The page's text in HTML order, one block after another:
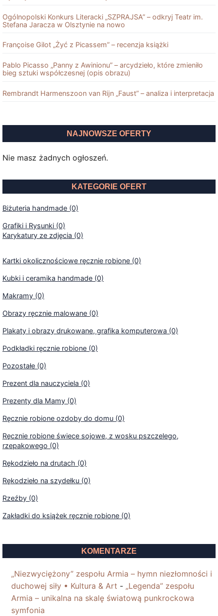
Ogólnopolski Konkurs Literacki „SZPRAJSA” – odkryj Teatr im.
Stefana Jaracza w Olsztynie na nowo
Françoise Gilot „Żyć z Picassem” – recenzja książki
Pablo Picasso „Panny z Awinionu” – arcydzieło, które zmieniło
bieg sztuki współczesnej (opis obrazu)
Rembrandt Harmenszoon van Rĳn „Faust” – analiza i interpretacja
NAJNOWSZE OFERTY
Nie masz żadnych ogłoszeń.
KATEGORIE OFERT
Biżuteria handmade (0)
Grafiki i Rysunki (0)
Karykatury ze zdjęcia (0)
Kartki okolicznościowe ręcznie robione (0)
Kubki i ceramika handmade (0)
Makramy (0)
Obrazy ręcznie malowane (0)
Plakaty i obrazy drukowane, grafika komputerowa (0)
Podkładki ręcznie robione (0)
Pozostałe (0)
Prezent dla nauczyciela (0)
Prezenty dla Mamy (0)
Ręcznie robione ozdoby do domu (0)
Ręcznie robione świece sojowe, z wosku pszczelego,
rzepakowego (0)
Rękodzieło na drutach (0)
Rękodzieło na szydełku (0)
Rzeźby (0)
Zakładki do książek ręcznie robione (0)
KOMENTARZE
„Niezwyciężony” zespołu Armia – hymn niezłomności i
duchowej siły • Kultura & Art - „Legenda” zespołu
Armia – unikalna na skalę światową punkrockowa
symfonia